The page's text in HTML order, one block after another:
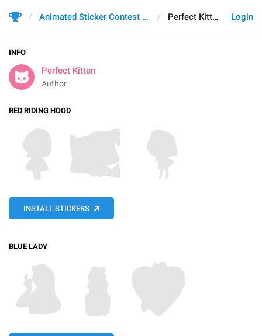
Login
Animated Sticker Contest 2021 Perfect Kitten
INFO
Perfect Kitten
Author
RED RIDING HOOD
INSTALL STICKERS
BLUE LADY